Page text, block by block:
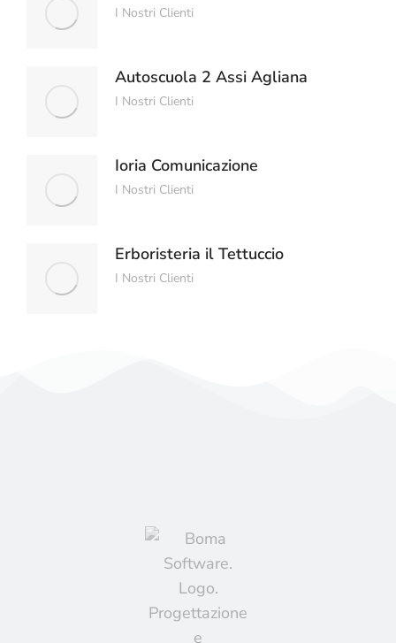
I Nostri Clienti
Autoscuola 2 Assi Agliana
I Nostri Clienti
Ioria Comunicazione
I Nostri Clienti
Erboristeria il Tettuccio
I Nostri Clienti